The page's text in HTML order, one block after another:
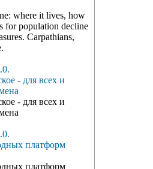
where it lives, how
for population decline
Carpathians,
- для всех и
- для всех и
платформ
платформ